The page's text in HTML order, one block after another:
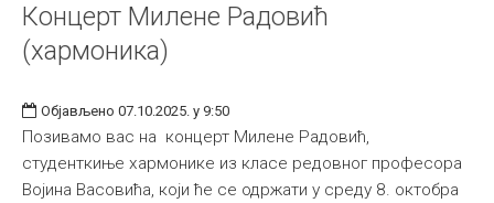
Концерт Милене Радовић
(хармоника)
Објављено 07.10.2025. у 9:50
Позивамо вас на концерт Милене Радовић,
студенткиње хармонике из класе редовног професора
Војина Васовића, који ће се одржати у среду 8. октобра